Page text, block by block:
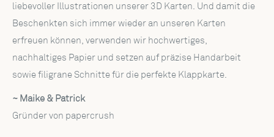
liebevoller Illustrationen unserer 3D Karten. Und damit die
Beschenkten sich immer wieder an unseren Karten
erfreuen können, verwenden wir hochwertiges,
nachhaltiges Papier und setzen auf präzise Handarbeit
sowie filigrane Schnitte für die perfekte Klappkarte.
~ Maike & Patrick
Gründer von papercrush